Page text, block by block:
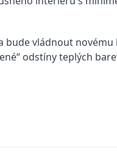
bude vládnout novému
odstíny teplých